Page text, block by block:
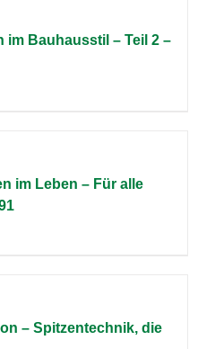
im Bauhausstil – Teil 2 –
im Leben – Für alle
– Spitzentechnik, die